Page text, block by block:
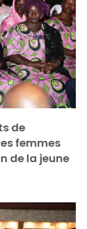
de
femmes
de la jeune